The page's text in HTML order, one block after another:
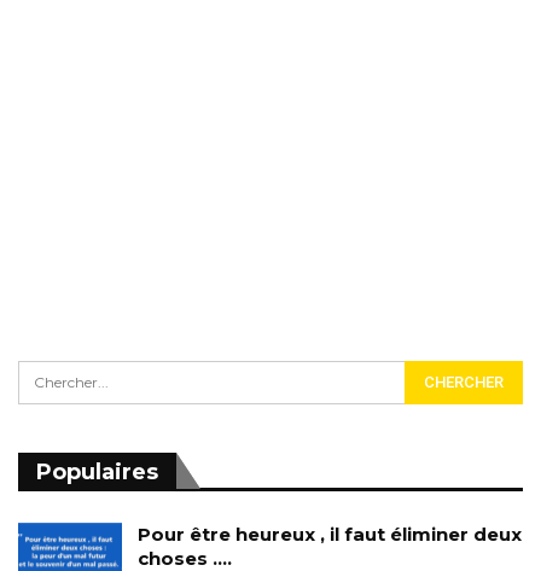
Populaires
Pour être heureux , il faut éliminer deux
choses ….